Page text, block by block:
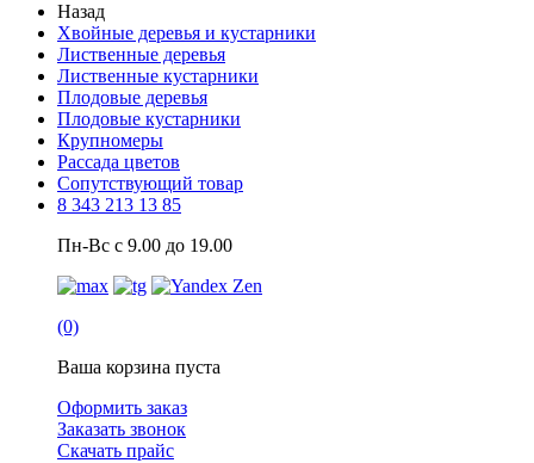
Назад
Хвойные деревья и кустарники
Лиственные деревья
Лиственные кустарники
Плодовые деревья
Плодовые кустарники
Крупномеры
Рассада цветов
Сопутствующий товар
8 343 213 13 85
Пн-Вс с 9.00 до 19.00
(0)
Ваша корзина пуста
Оформить заказ
Заказать звонок
Скачать прайс